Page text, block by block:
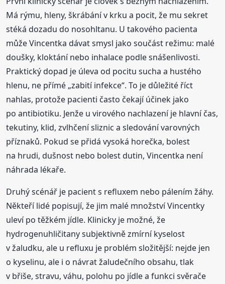
Má rýmu, hleny, škrábání v krku a pocit, že mu sekret
stéká dozadu do nosohltanu. U takového pacienta
může Vincentka dávat smysl jako součást režimu: malé
doušky, kloktání nebo inhalace podle snášenlivosti.
Praktický dopad je úleva od pocitu sucha a hustého
hlenu, ne přímé „zabití infekce“. To je důležité říct
nahlas, protože pacienti často čekají účinek jako
po antibiotiku. Jenže u virového nachlazení je hlavní čas,
tekutiny, klid, zvlhčení sliznic a sledování varovných
příznaků. Pokud se přidá vysoká horečka, bolest
na hrudi, dušnost nebo bolest dutin, Vincentka není
náhrada lékaře.
Druhý scénář je pacient s refluxem nebo pálením žáhy.
Někteří lidé popisují, že jim malé množství Vincentky
uleví po těžkém jídle. Klinicky je možné, že
hydrogenuhličitany subjektivně zmírní kyselost
v žaludku, ale u refluxu je problém složitější: nejde jen
o kyselinu, ale i o návrat žaludečního obsahu, tlak
v břiše, stravu, váhu, polohu po jídle a funkci svěrače